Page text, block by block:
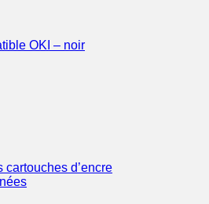
OKI – noir
cartouches d’encre